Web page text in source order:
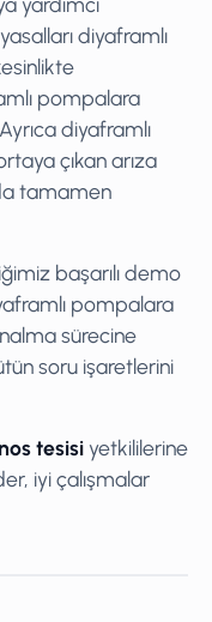
diyaframlı
pompalara
diyaframlı
çıkan arıza
tamamen
başarılı demo
pompalara
sürecine
soru işaretlerini
tesisi yetkililerine
iyi çalışmalar